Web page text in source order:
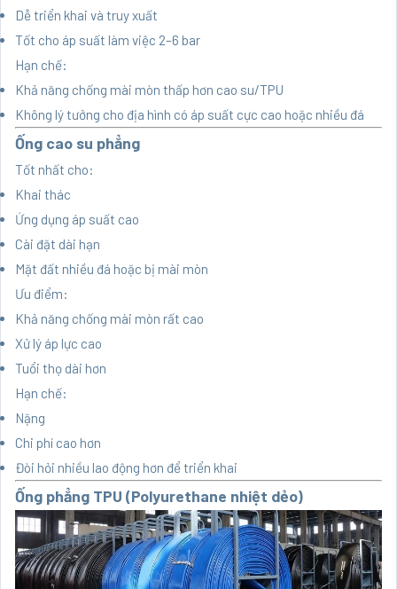
Dễ triển khai và truy xuất
Tốt cho áp suất làm việc 2–6 bar
Hạn chế:
Khả năng chống mài mòn thấp hơn cao su/TPU
Không lý tưởng cho địa hình có áp suất cực cao hoặc nhiều đá
Ống cao su phẳng
Tốt nhất cho:
Khai thác
Ứng dụng áp suất cao
Cài đặt dài hạn
Mặt đất nhiều đá hoặc bị mài mòn
Ưu điểm:
Khả năng chống mài mòn rất cao
Xử lý áp lực cao
Tuổi thọ dài hơn
Hạn chế:
Nặng
Chi phí cao hơn
Đòi hỏi nhiều lao động hơn để triển khai
Ống phẳng TPU (Polyurethane nhiệt dẻo)